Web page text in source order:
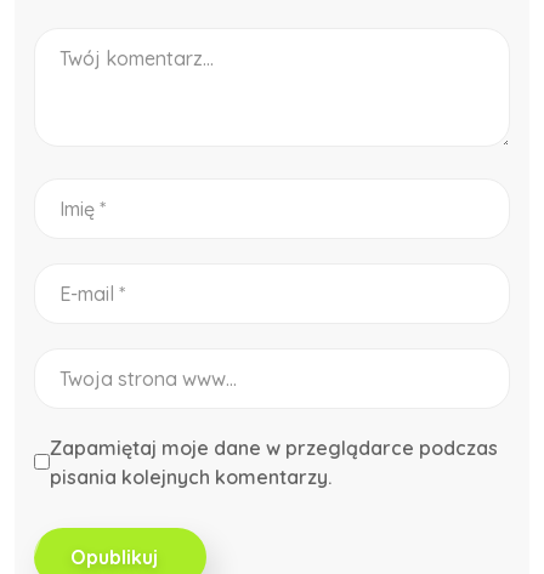
Zapamiętaj moje dane w przeglądarce podczas
pisania kolejnych komentarzy.
Opublikuj